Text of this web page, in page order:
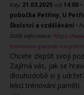
Kdy: 21.03.2025 od 14:00 •
pobočka Petřiny, U
Školství a vzdělávání •
Další informace: https://
trenovani-pameti-na-
Chcete zlepšit svoji
Zajímá vás, jak se
dlouhodobě si ji
lekci trénování paměti.